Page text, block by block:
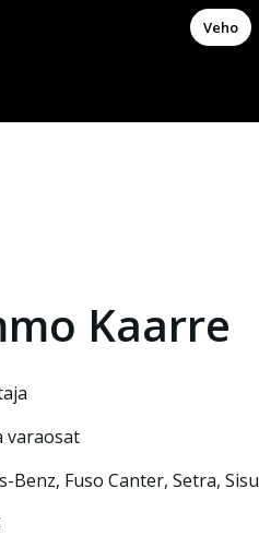
Veho
Kaarre
varaosat
Benz, Fuso Canter, Setra, Sisu